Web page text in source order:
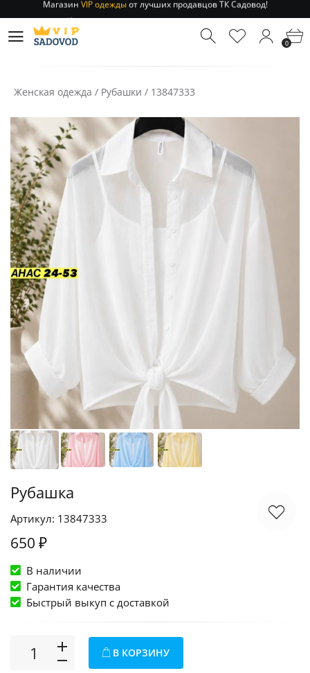
Отправление заказа 1-3 дняпо РФ и МСК!
Магазин
от лучших продавцов ТК Садовод!
Отправление заказа 1-3 дня
по РФ и МСК! 0
Женская одежда / Рубашки / 13847333
Рубашка
Артикул: 13847333
650 ₽
В наличии
Гарантия качества
Быстрый выкуп c доставкой
В КОРЗИНУ